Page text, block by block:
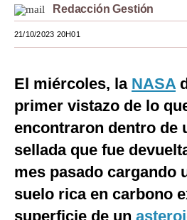
Lujo
Estilos
Mundo
EEUU
México
España
Redacción Gestión
21/10/2023 20H01
El miércoles, la NASA
primer vistazo de lo
encontraron dentro de
sellada que fue
mes pasado cargando
suelo rica en carbono
superficie de un